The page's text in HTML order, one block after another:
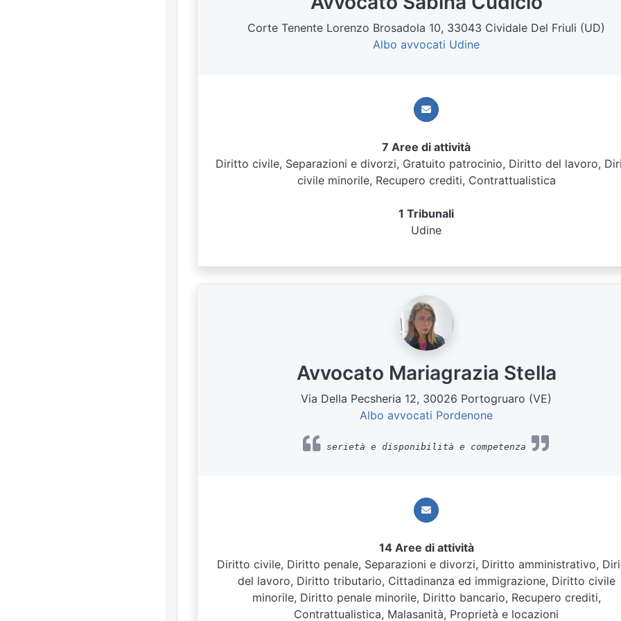
Corte Tenente Lorenzo Brosadola 10, 33043 Cividale Del Friuli (UD)
Albo avvocati Udine
7 Aree di attività
Diritto civile, Separazioni e divorzi, Gratuito patrocinio, Diritto del lavoro,
civile minorile, Recupero crediti, Contrattualistica
1 Tribunali
Udine
Avvocato Mariagrazia Stella
Via Della Pecsheria 12, 30026 Portogruaro (VE)
Albo avvocati Pordenone
serietà e disponibilità e competenza
14 Aree di attività
Diritto civile, Diritto penale, Separazioni e divorzi, Diritto amministrativo,
del lavoro, Diritto tributario, Cittadinanza ed immigrazione, Diritto civile
minorile, Diritto penale minorile, Diritto bancario, Recupero crediti,
Contrattualistica, Malasanità, Proprietà e locazioni